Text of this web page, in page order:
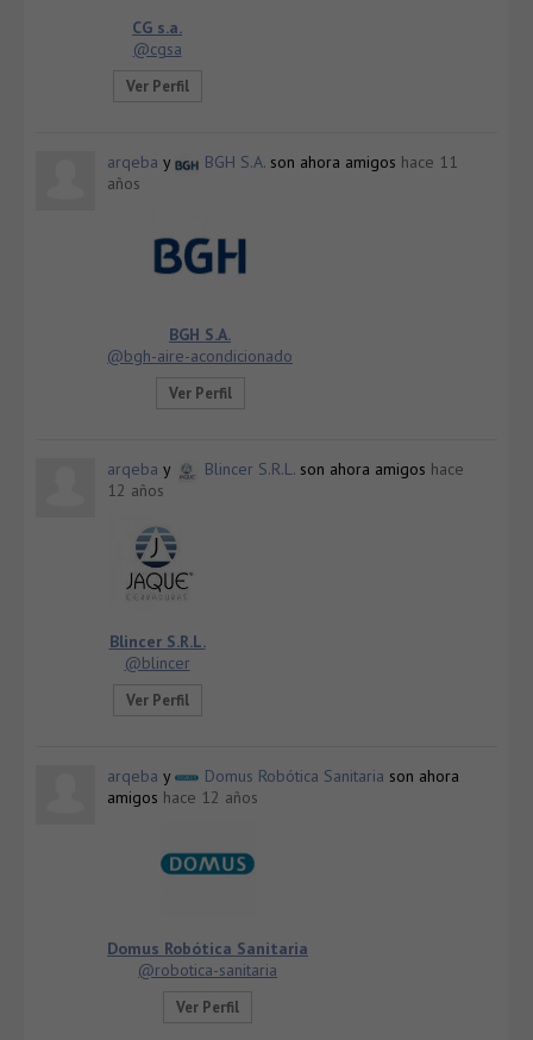
CG s.a.
@cgsa
Ver Perfil
arqeba y BGH S.A. son ahora amigos hace 11
años
BGH S.A.
@bgh-aire-acondicionado
Ver Perfil
arqeba y Blincer S.R.L. son ahora amigos hace
12 años
Blincer S.R.L.
@blincer
Ver Perfil
arqeba y Domus Robótica Sanitaria son ahora
amigos hace 12 años
Domus Robótica Sanitaria
@robotica-sanitaria
Ver Perfil